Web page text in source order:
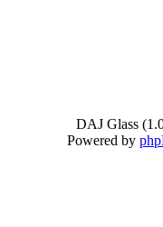
DAJ Glass
Powered by